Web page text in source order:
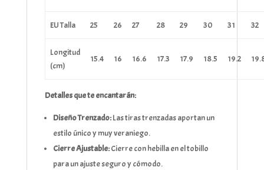
EU Talla 25 26 27 28 29 30 31 32
Longitud
(cm)
15.4 16 16.6 17.3 17.9 18.5 19.2
Detalles que te encantarán:
Diseño Trenzado:Las tiras trenzadas aportan un
estilo único y muy veraniego.
Cierre Ajustable:Cierre con hebilla en el tobillo
para un ajuste seguro y cómodo.